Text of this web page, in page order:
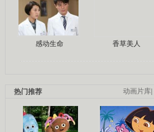
感动生命 香草美人
动画片库|
热门推荐